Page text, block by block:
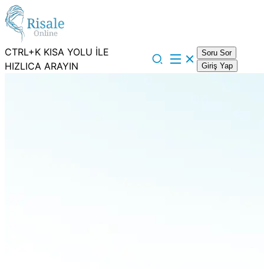
CTRL+K KISA YOLU İLE
HIZLICA ARAYIN
Soru Sor
Giriş Yap